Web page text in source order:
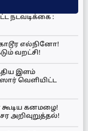
நடவடிக்கை :
எல்நினோ!
வறட்சி!
இளம்
வெளியிட்ட
கூடிய கனமழை!
அறிவுறுத்தல்!